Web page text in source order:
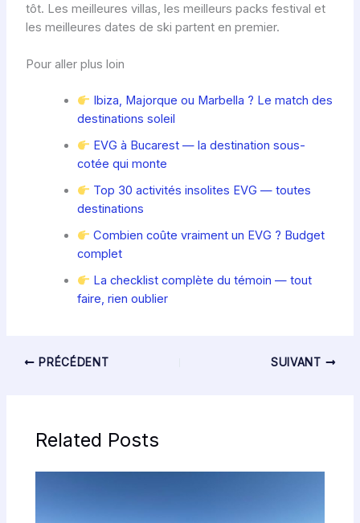
tôt. Les meilleures villas, les meilleurs packs festival et
les meilleures dates de ski partent en premier.
Pour aller plus loin
Ibiza, Majorque ou Marbella ? Le match des
destinations soleil
EVG à Bucarest — la destination sous-
cotée qui monte
Top 30 activités insolites EVG — toutes
destinations
Combien coûte vraiment un EVG ? Budget
complet
La checklist complète du témoin — tout
faire, rien oublier
PRÉCÉDENT SUIVANT
Related Posts